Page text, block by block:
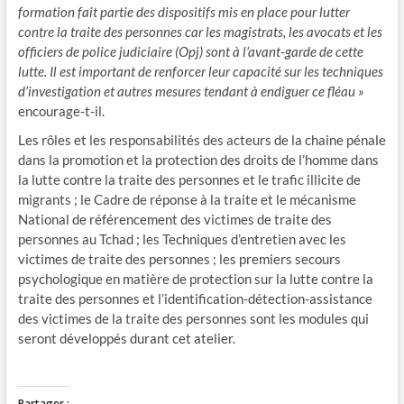
formation fait partie des dispositifs mis en place pour lutter
contre la traite des personnes car les magistrats, les avocats et les
officiers de police judiciaire (Opj) sont à l’avant-garde de cette
lutte. Il est important de renforcer leur capacité sur les techniques
d’investigation et autres mesures tendant à endiguer ce fléau »
encourage-t-il.
Les rôles et les responsabilités des acteurs de la chaine pénale
dans la promotion et la protection des droits de l’homme dans
la lutte contre la traite des personnes et le trafic illicite de
migrants ; le Cadre de réponse à la traite et le mécanisme
National de référencement des victimes de traite des
personnes au Tchad ; les Techniques d’entretien avec les
victimes de traite des personnes ; les premiers secours
psychologique en matière de protection sur la lutte contre la
traite des personnes et l’identification-détection-assistance
des victimes de la traite des personnes sont les modules qui
seront développés durant cet atelier.